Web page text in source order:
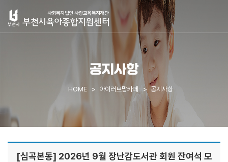
공지사항
HOME 아이러브맘카페 공지사항
[심곡본동] 2026년 9월 장난감도서관 회원 잔여석 모